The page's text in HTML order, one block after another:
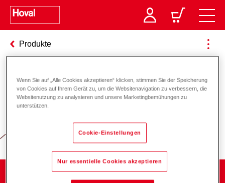
Produkte
Verantwortung für Energie und
Wenn Sie auf „Alle Cookies akzeptieren“ klicken, stimmen Sie der Speicherung
von Cookies auf Ihrem Gerät zu, um die Websitenavigation zu verbessern, die
Websitenutzung zu analysieren und unsere Marketingbemühungen zu
unterstützen.
Cookie-Einstellungen
Nur essentielle Cookies akzeptieren